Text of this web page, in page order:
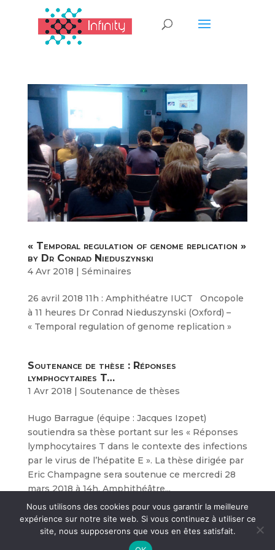
« Temporal regulation of genome replication »
by Dr Conrad Nieduszynski
4 Avr 2018 | Séminaires
26 avril 2018 11h : Amphithéatre IUCT Oncopole
à 11 heures Dr Conrad Nieduszynski (Oxford) –
« Temporal regulation of genome replication »
Soutenance de thèse : Réponses
lymphocytaires T…
1 Avr 2018 | Soutenance de thèses
Hugo Barrague (équipe : Jacques Izopet)
soutiendra sa thèse portant sur les « Réponses
lymphocytaires T dans le contexte des infections
par le virus de l’hépatite E ». La thèse dirigée par
Eric Champagne sera soutenue ce mercredi 28
mars 2018 à 14h, Amphithéâtre...
Crédits et mentions légales
Nous utilisons des cookies pour vous garantir la meilleure
expérience sur notre site web. Si vous continuez à utiliser ce
site, nous supposerons que vous en êtes satisfait.